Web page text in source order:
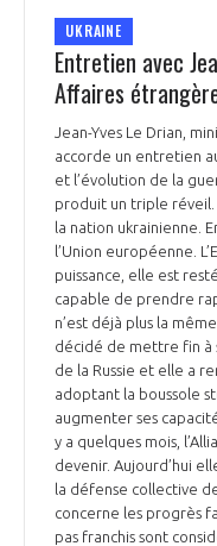
UKRAINE
Entretien avec
Affaires
Jean-Yves Le Drian,
accorde un entretien
et l’évolution de la
produit un triple
la nation ukrainienne.
l’Union européenne.
puissance, elle est
capable de prendre
n’est déjà plus la
décidé de mettre fin à
de la Russie et elle a
adoptant la boussole
augmenter ses
y a quelques mois,
devenir. Aujourd’hui
la défense collective
concerne les progrès
pas franchis sont